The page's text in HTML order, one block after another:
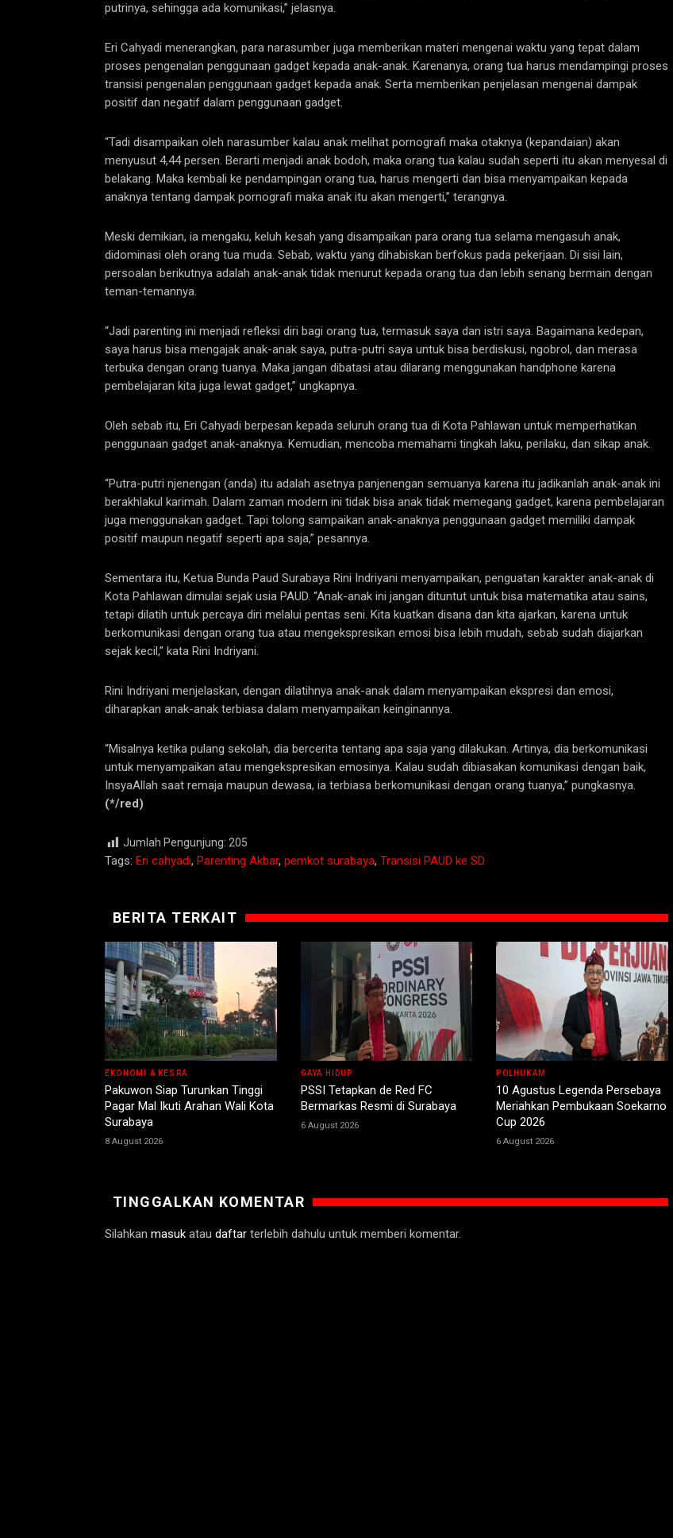
putrinya, sehingga ada komunikasi,” jelasnya.
Eri Cahyadi menerangkan, para narasumber juga memberikan materi mengenai waktu yang tepat dalam
proses pengenalan penggunaan gadget kepada anak-anak. Karenanya, orang tua harus mendampingi proses
transisi pengenalan penggunaan gadget kepada anak. Serta memberikan penjelasan mengenai dampak
positif dan negatif dalam penggunaan gadget.
“Tadi disampaikan oleh narasumber kalau anak melihat pornografi maka otaknya (kepandaian) akan
menyusut 4,44 persen. Berarti menjadi anak bodoh, maka orang tua kalau sudah seperti itu akan menyesal di
belakang. Maka kembali ke pendampingan orang tua, harus mengerti dan bisa menyampaikan kepada
anaknya tentang dampak pornografi maka anak itu akan mengerti,” terangnya.
Meski demikian, ia mengaku, keluh kesah yang disampaikan para orang tua selama mengasuh anak,
didominasi oleh orang tua muda. Sebab, waktu yang dihabiskan berfokus pada pekerjaan. Di sisi lain,
persoalan berikutnya adalah anak-anak tidak menurut kepada orang tua dan lebih senang bermain dengan
teman-temannya.
“Jadi parenting ini menjadi refleksi diri bagi orang tua, termasuk saya dan istri saya. Bagaimana kedepan,
saya harus bisa mengajak anak-anak saya, putra-putri saya untuk bisa berdiskusi, ngobrol, dan merasa
terbuka dengan orang tuanya. Maka jangan dibatasi atau dilarang menggunakan handphone karena
pembelajaran kita juga lewat gadget,” ungkapnya.
Oleh sebab itu, Eri Cahyadi berpesan kepada seluruh orang tua di Kota Pahlawan untuk memperhatikan
penggunaan gadget anak-anaknya. Kemudian, mencoba memahami tingkah laku, perilaku, dan sikap anak.
“Putra-putri njenengan (anda) itu adalah asetnya panjenengan semuanya karena itu jadikanlah anak-anak ini
berakhlakul karimah. Dalam zaman modern ini tidak bisa anak tidak memegang gadget, karena pembelajaran
juga menggunakan gadget. Tapi tolong sampaikan anak-anaknya penggunaan gadget memiliki dampak
positif maupun negatif seperti apa saja,” pesannya.
Sementara itu, Ketua Bunda Paud Surabaya Rini Indriyani menyampaikan, penguatan karakter anak-anak di
Kota Pahlawan dimulai sejak usia PAUD. “Anak-anak ini jangan dituntut untuk bisa matematika atau sains,
tetapi dilatih untuk percaya diri melalui pentas seni. Kita kuatkan disana dan kita ajarkan, karena untuk
berkomunikasi dengan orang tua atau mengekspresikan emosi bisa lebih mudah, sebab sudah diajarkan
sejak kecil,” kata Rini Indriyani.
Rini Indriyani menjelaskan, dengan dilatihnya anak-anak dalam menyampaikan ekspresi dan emosi,
diharapkan anak-anak terbiasa dalam menyampaikan keinginannya.
“Misalnya ketika pulang sekolah, dia bercerita tentang apa saja yang dilakukan. Artinya, dia berkomunikasi
untuk menyampaikan atau mengekspresikan emosinya. Kalau sudah dibiasakan komunikasi dengan baik,
InsyaAllah saat remaja maupun dewasa, ia terbiasa berkomunikasi dengan orang tuanya,” pungkasnya.
(*/red)
Jumlah Pengunjung: 205
Tags: Eri cahyadi, Parenting Akbar, pemkot surabaya, Transisi PAUD ke SD
BERITA TERKAIT
EKONOMI & KESRA
Pakuwon Siap Turunkan Tinggi
Pagar Mal Ikuti Arahan Wali Kota
Surabaya
8 August 2026
GAYA HIDUP
PSSI Tetapkan de Red FC
Bermarkas Resmi di Surabaya
6 August 2026
POLHUKAM
10 Agustus Legenda Persebaya
Meriahkan Pembukaan Soekarno
Cup 2026
6 August 2026
TINGGALKAN KOMENTAR
Silahkan masuk atau daftar terlebih dahulu untuk memberi komentar.